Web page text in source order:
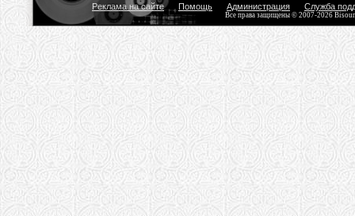
Реклама на сайте Помощь Администрация Служба
Все права защищены © 2007-2026